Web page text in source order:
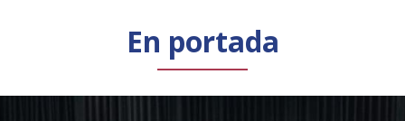
En portada